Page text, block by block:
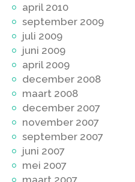
april 2010
september 2009
juli 2009
juni 2009
april 2009
december 2008
maart 2008
december 2007
november 2007
september 2007
juni 2007
mei 2007
maart 2007